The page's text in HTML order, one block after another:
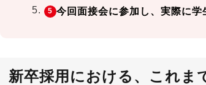
今回面接会に参加し、実際に学
新卒採用における、これま